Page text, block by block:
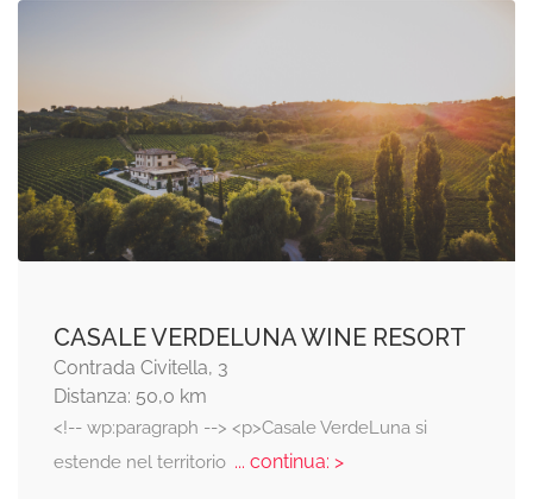
CASALE VERDELUNA WINE RESORT
Contrada Civitella, 3
Distanza: 50,0 km
<!-- wp:paragraph --> <p>Casale VerdeLuna si
estende nel territorio... continua: >